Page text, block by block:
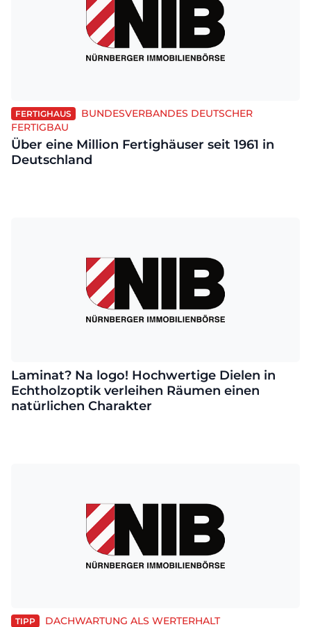
FERTIGHAUS
BUNDESVERBANDES DEUTSCHER
FERTIGBAU
Über eine Million Fertighäuser seit 1961 in
Deutschland
Laminat? Na logo! Hochwertige Dielen in
Echtholzoptik verleihen Räumen einen
natürlichen Charakter
TIPP DACHWARTUNG ALS WERTERHALT